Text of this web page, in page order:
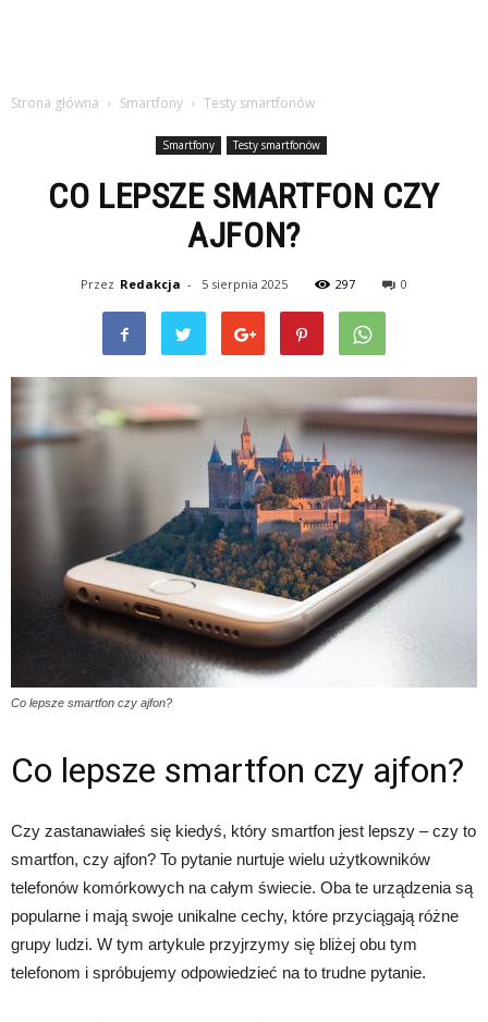
Strona główna Smartfony Testy smartfonów
Smartfony Testy smartfonów
CO LEPSZE SMARTFON CZY
AJFON?
Przez Redakcja - 5 sierpnia 2025 297 0
Co lepsze smartfon czy ajfon?
Co lepsze smartfon czy ajfon?
Czy zastanawiałeś się kiedyś, który smartfon jest lepszy – czy to
smartfon, czy ajfon? To pytanie nurtuje wielu użytkowników
telefonów komórkowych na całym świecie. Oba te urządzenia są
popularne i mają swoje unikalne cechy, które przyciągają różne
grupy ludzi. W tym artykule przyjrzymy się bliżej obu tym
telefonom i spróbujemy odpowiedzieć na to trudne pytanie.